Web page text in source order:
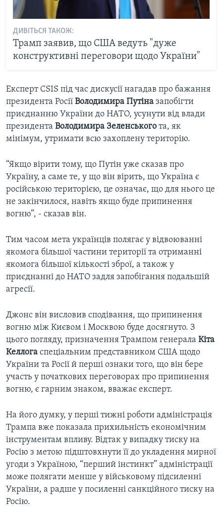
ДИВІТЬСЯ ТАКОЖ:
Трамп заявив, що США ведуть "дуже
конструктивні переговори щодо України"
Експерт CSIS під час дискусії нагадав про бажання
президента Росії Володимира Путіна запобігти
приєднанню України до НАТО, усунути від влади
президента Володимира Зеленського та, як
мінімум, утримати всю захоплену територію.
“Якщо вірити тому, що Путін уже сказав про
Україну, а саме те, у що він вірить, що Україна є
російською територією, це означає, що для нього це
не закінчилося, навіть якщо буде припинення
вогню”, - сказав він.
Тим часом мета українців полягає у відвоюванні
якомога більшої частини території та отриманні
якомога більшої кількості зброї, а також у
приєднанні до НАТО задля запобігання подальшій
агресії.
Джонс він висловив сподівання, що припинення
вогню між Києвом і Москвою буде досягнуто. З
цього погляду, призначення Трампом генерала Кіта
Келлога спеціальним представником США щодо
України та Росії й перші ознаки того, що він бере
участь у початкових переговорах про припинення
вогню, є гарним знаком, вважає експерт.
На його думку, у перші тижні роботи адміністрація
Трампа вже показала прихильність економічним
інструментам впливу. Відтак у випадку тиску на
Росію з метою підштовхнути її до укладення мирної
угоди з Україною, “перший інстинкт” адміністрації
може полягати менше у військовому підсиленні
України, а радше у посиленні санкційного тиску на
Росію.